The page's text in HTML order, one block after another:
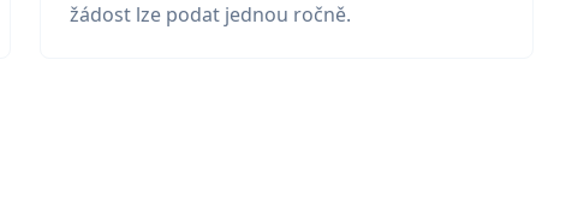
žádost lze podat jednou ročně.